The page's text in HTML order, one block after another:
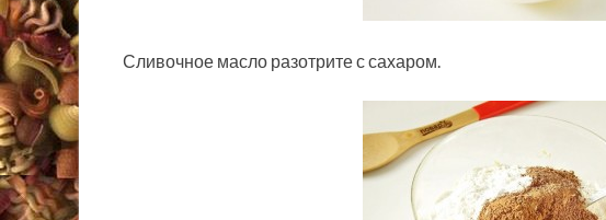
Сливочное масло разотрите с сахаром.